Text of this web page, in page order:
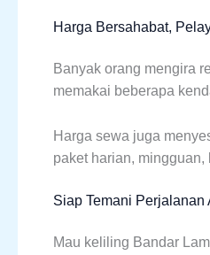
Harga Bersahabat,
Banyak orang mengira
memakai beberapa
Harga sewa juga
paket harian,
Siap Temani Perjalanan
Mau keliling Bandar